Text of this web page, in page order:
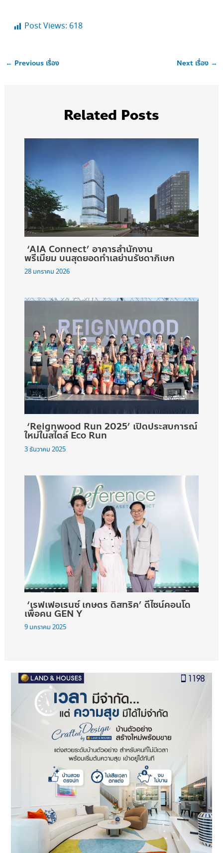
Post Views: 618
← Previous เรื่อง Next เรื่อง →
Related Posts
‘AIA Connect’ อาคารสำนักงาน
พรีเมียม บนสุดยอดทำเลย่านรัชดาภิเษก
28 มกราคม 2026
‘Reignwood Run 2025’ เปิดประสบการณ์
ใหม่ในสไตล์ Eco Run
3 ธันวาคม 2025
‘เรฟเฟอเรนซ์ เกษตร ดิสทริค’ ดีไซน์คอนโด
เพื่อคน GEN Y
9 มกราคม 2025